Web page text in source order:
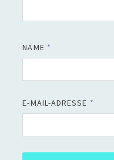
NAME *
E-MAIL-ADRESSE *